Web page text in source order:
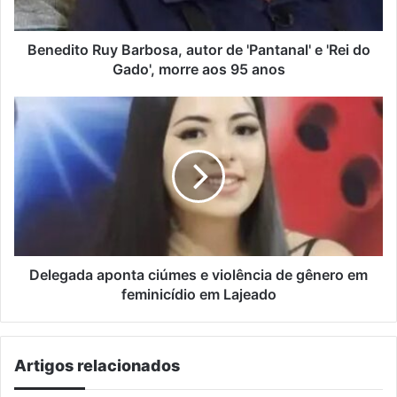
'Rei
do
Gado',
95
anos
Benedito Ruy Barbosa, autor de 'Pantanal' e 'Rei do
Gado', morre aos 95 anos
Delegada
aponta
ciúmes
violência
de
gênero
feminicídio
Delegada aponta ciúmes e violência de gênero em
feminicídio em Lajeado
Artigos relacionados